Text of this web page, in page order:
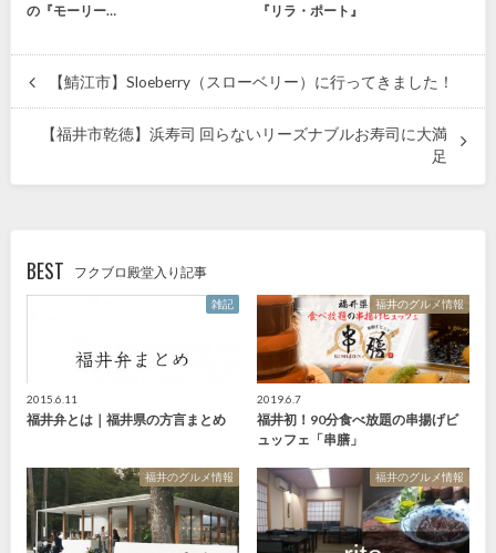
の『モーリー…
『リラ・ポート』
【鯖江市】Sloeberry（スローベリー）に行ってきました！
【福井市乾徳】浜寿司 回らないリーズナブルお寿司に大満
足
BEST フクブロ殿堂入り記事
雑記
2015.6.11
福井弁とは｜福井県の方言まとめ
福井のグルメ情報
2019.6.7
福井初！90分食べ放題の串揚げビ
ュッフェ「串膳」
福井のグルメ情報 福井のグルメ情報